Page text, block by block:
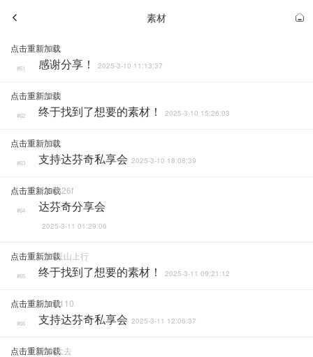
素材
点击重新加载
老夏
#61 感谢分享！ 2025-3-10 11:13:37
点击重新加载
楠栀H
#62 终于找到了想要的素材！ 2025-3-10 15:26:03
点击重新加载
时和
#63 支持达芬奇私享会 2025-3-10 18:08:39
点击重新加载
Zzx0826f
#64 达芬奇分享会
2025-3-11 01:29:06
点击重新加载见如玉山上行
#65 终于找到了想要的素材！ 2025-3-11 09:21:12
点击重新加载
Nana110
#66 支持达芬奇私享会 2025-3-11 12:06:37
点击重新加载
撒大大去